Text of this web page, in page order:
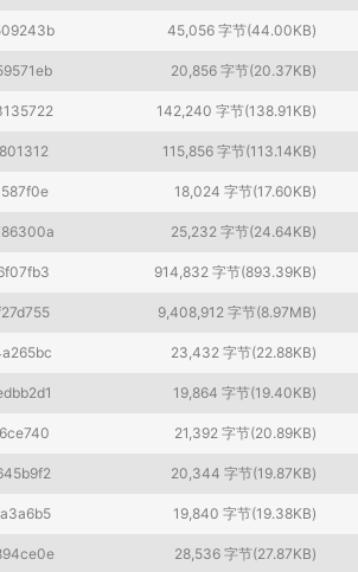
45,056 字节(44.00KB)
20,856 字节(20.37KB)
142,240 字节(138.91KB)
115,856 字节(113.14KB)
18,024 字节(17.60KB)
25,232 字节(24.64KB)
914,832 字节(893.39KB)
9,408,912 字节(8.97MB)
23,432 字节(22.88KB)
19,864 字节(19.40KB)
21,392 字节(20.89KB)
20,344 字节(19.87KB)
19,840 字节(19.38KB)
28,536 字节(27.87KB)